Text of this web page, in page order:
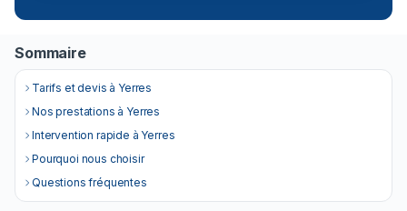
Sommaire
Tarifs et devis à Yerres
Nos prestations à Yerres
Intervention rapide à Yerres
Pourquoi nous choisir
Questions fréquentes